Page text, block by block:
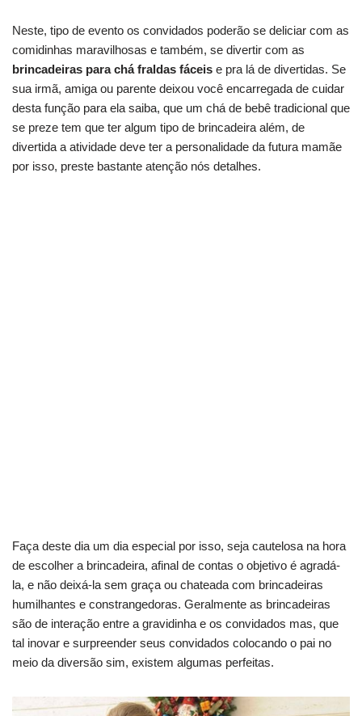
Neste, tipo de evento os convidados poderão se deliciar com as
comidinhas maravilhosas e também, se divertir com as
brincadeiras para chá fraldas fáceis e pra lá de divertidas. Se
sua irmã, amiga ou parente deixou você encarregada de cuidar
desta função para ela saiba, que um chá de bebê tradicional que
se preze tem que ter algum tipo de brincadeira além, de
divertida a atividade deve ter a personalidade da futura mamãe
por isso, preste bastante atenção nós detalhes.
Faça deste dia um dia especial por isso, seja cautelosa na hora
de escolher a brincadeira, afinal de contas o objetivo é agradá-
la, e não deixá-la sem graça ou chateada com brincadeiras
humilhantes e constrangedoras. Geralmente as brincadeiras
são de interação entre a gravidinha e os convidados mas, que
tal inovar e surpreender seus convidados colocando o pai no
meio da diversão sim, existem algumas perfeitas.